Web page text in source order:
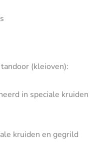
(kleioven):
in speciale kruiden
kruiden en gegrild